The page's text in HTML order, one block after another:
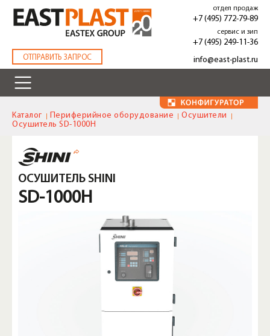
основному
содержанию
ОТПРАВИТЬ ЗАПРОС
отдел продаж
+7 (495) 772-79-89
сервис и зип
+7 (495) 249-11-36
info@east-plast.ru
Каталог Периферийное оборудование
Осушители
Осушитель SD-1000H
ОСУШИТЕЛЬ SHINI
SD-1000H